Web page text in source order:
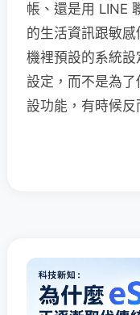
帳、還是用 LINE
的生活資訊跟敏
機裡預設的系統
設定，而不是為
設功能，有時候反